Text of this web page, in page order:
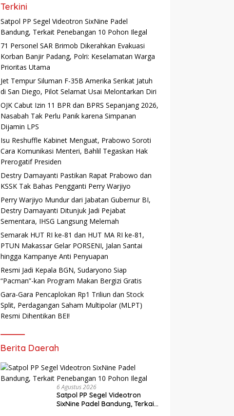
Terkini
Satpol PP Segel Videotron SixNine Padel
Bandung, Terkait Penebangan 10 Pohon Ilegal
71 Personel SAR Brimob Dikerahkan Evakuasi
Korban Banjir Padang, Polri: Keselamatan Warga
Prioritas Utama
Jet Tempur Siluman F-35B Amerika Serikat Jatuh
di San Diego, Pilot Selamat Usai Melontarkan Diri
OJK Cabut Izin 11 BPR dan BPRS Sepanjang 2026,
Nasabah Tak Perlu Panik karena Simpanan
Dijamin LPS
Isu Reshuffle Kabinet Menguat, Prabowo Soroti
Cara Komunikasi Menteri, Bahlil Tegaskan Hak
Prerogatif Presiden
Destry Damayanti Pastikan Rapat Prabowo dan
KSSK Tak Bahas Pengganti Perry Warjiyo
Perry Warjiyo Mundur dari Jabatan Gubernur BI,
Destry Damayanti Ditunjuk Jadi Pejabat
Sementara, IHSG Langsung Melemah
Semarak HUT RI ke-81 dan HUT MA RI ke-81,
PTUN Makassar Gelar PORSENI, Jalan Santai
hingga Kampanye Anti Penyuapan
Resmi Jadi Kepala BGN, Sudaryono Siap
“Pacman”-kan Program Makan Bergizi Gratis
Gara-Gara Pencaplokan Rp1 Triliun dan Stock
Split, Perdagangan Saham Multipolar (MLPT)
Resmi Dihentikan BEI!
Berita Daerah
6 Agustus 2026
Satpol PP Segel Videotron
SixNine Padel Bandung, Terkait